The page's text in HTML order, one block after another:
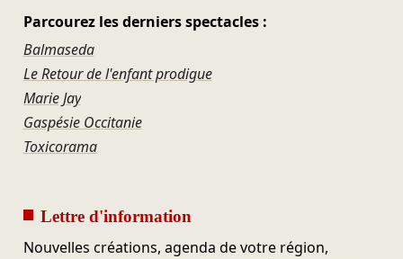
Parcourez les derniers spectacles :
Balmaseda
Le Retour de l'enfant prodigue
Marie Jay
Gaspésie Occitanie
Toxicorama
Lettre d'information
Nouvelles créations, agenda de votre région,